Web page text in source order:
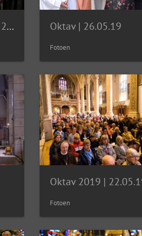
Schlussoktavsonndeg 2019 | 26.05.19 Oktav | 26.05.19
Fotoen
Oktav 2019 |
Fotoen